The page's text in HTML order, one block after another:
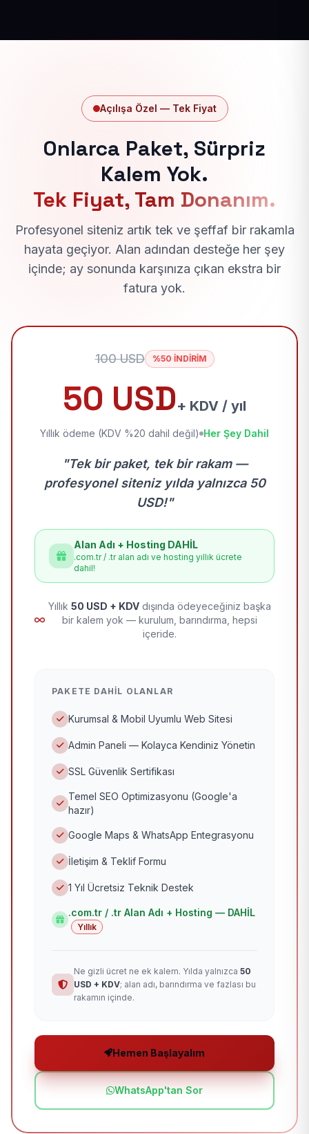
Açılışa Özel — Tek Fiyat
Onlarca Paket, Sürpriz
Kalem Yok.
Tek Fiyat, Tam Donanım.
Profesyonel siteniz artık tek ve şeffaf bir rakamla
hayata geçiyor. Alan adından desteğe her şey
içinde; ay sonunda karşınıza çıkan ekstra bir
fatura yok.
100 USD %50 İNDİRİM
50 USD+ KDV / yıl
Yıllık ödeme (KDV %20 dahil değil) Her Şey Dahil
"Tek bir paket, tek bir rakam —
profesyonel siteniz yılda yalnızca 50
USD!"
Alan Adı + Hosting DAHİL
.com.tr / .tr alan adı ve hosting yıllık ücrete
dahil!
Yıllık 50 USD + KDV dışında ödeyeceğiniz başka
bir kalem yok — kurulum, barındırma, hepsi
içeride.
PAKETE DAHIL OLANLAR
Kurumsal & Mobil Uyumlu Web Sitesi
Admin Paneli — Kolayca Kendiniz Yönetin
SSL Güvenlik Sertifikası
Temel SEO Optimizasyonu (Google'a
hazır)
Google Maps & WhatsApp Entegrasyonu
İletişim & Teklif Formu
1 Yıl Ücretsiz Teknik Destek
.com.tr / .tr Alan Adı + Hosting — DAHİL
Yıllık
Ne gizli ücret ne ek kalem. Yılda yalnızca 50
USD + KDV; alan adı, barındırma ve fazlası bu
rakamın içinde.
Hemen Başlayalım
WhatsApp'tan Sor